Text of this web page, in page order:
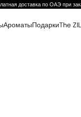
доставка по ОАЭ при
АроматыПодаркиThe